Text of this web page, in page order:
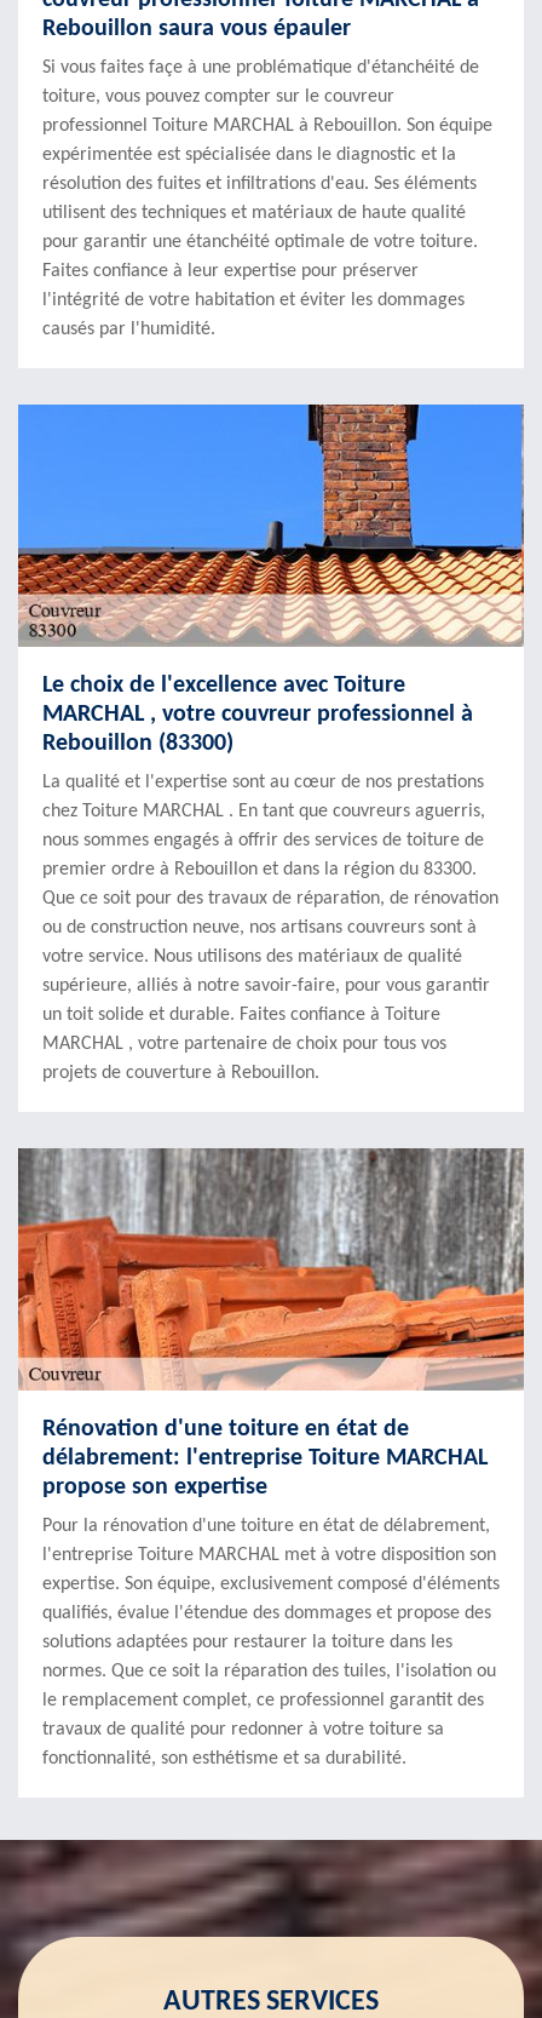
Rebouillon saura vous épauler
Si vous faites façe à une problématique d'étanchéité de
toiture, vous pouvez compter sur le couvreur
professionnel Toiture MARCHAL à Rebouillon. Son équipe
expérimentée est spécialisée dans le diagnostic et la
résolution des fuites et infiltrations d'eau. Ses éléments
utilisent des techniques et matériaux de haute qualité
pour garantir une étanchéité optimale de votre toiture.
Faites confiance à leur expertise pour préserver
l'intégrité de votre habitation et éviter les dommages
causés par l'humidité.
Le choix de l'excellence avec Toiture
MARCHAL , votre couvreur professionnel à
Rebouillon (83300)
La qualité et l'expertise sont au cœur de nos prestations
chez Toiture MARCHAL . En tant que couvreurs aguerris,
nous sommes engagés à offrir des services de toiture de
premier ordre à Rebouillon et dans la région du 83300.
Que ce soit pour des travaux de réparation, de rénovation
ou de construction neuve, nos artisans couvreurs sont à
votre service. Nous utilisons des matériaux de qualité
supérieure, alliés à notre savoir-faire, pour vous garantir
un toit solide et durable. Faites confiance à Toiture
MARCHAL , votre partenaire de choix pour tous vos
projets de couverture à Rebouillon.
Rénovation d'une toiture en état de
délabrement: l'entreprise Toiture MARCHAL
propose son expertise
Pour la rénovation d'une toiture en état de délabrement,
l'entreprise Toiture MARCHAL met à votre disposition son
expertise. Son équipe, exclusivement composé d'éléments
qualifiés, évalue l'étendue des dommages et propose des
solutions adaptées pour restaurer la toiture dans les
normes. Que ce soit la réparation des tuiles, l'isolation ou
le remplacement complet, ce professionnel garantit des
travaux de qualité pour redonner à votre toiture sa
fonctionnalité, son esthétisme et sa durabilité.
AUTRES SERVICES